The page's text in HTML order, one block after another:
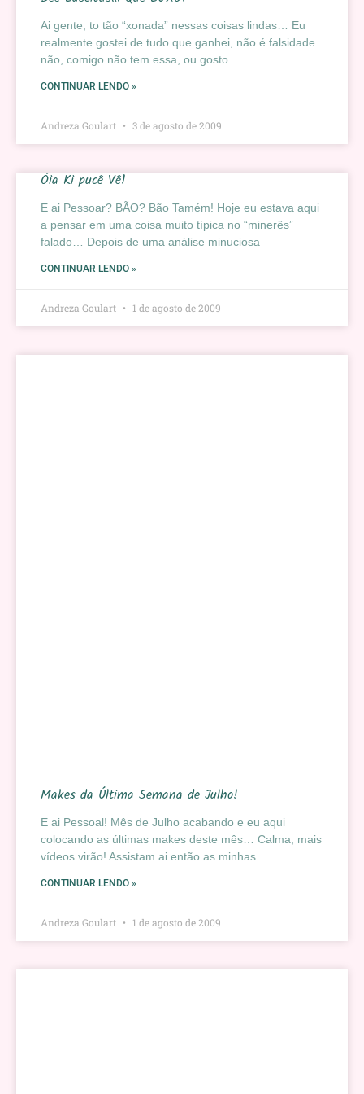
Ai gente, to tão “xonada” nessas coisas lindas… Eu
realmente gostei de tudo que ganhei, não é falsidade
não, comigo não tem essa, ou gosto
CONTINUAR LENDO »
Andreza Goulart 3 de agosto de 2009
Óia Ki pucê Vê!
E ai Pessoar? BÃO? Bão Tamém! Hoje eu estava aqui
a pensar em uma coisa muito típica no “minerês”
falado… Depois de uma análise minuciosa
CONTINUAR LENDO »
Andreza Goulart 1 de agosto de 2009
Makes da Última Semana de Julho!
E ai Pessoal! Mês de Julho acabando e eu aqui
colocando as últimas makes deste mês… Calma, mais
vídeos virão! Assistam ai então as minhas
CONTINUAR LENDO »
Andreza Goulart 1 de agosto de 2009